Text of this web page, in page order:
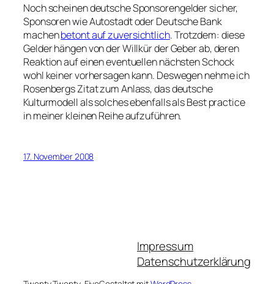
Noch scheinen deutsche Sponsorengelder sicher,
Sponsoren wie Autostadt oder Deutsche Bank
machenbetont auf zuversichtlich. Trotzdem: diese
Gelder hängen von der Willkür der Geber ab, deren
Reaktion auf einen eventuellen nächsten Schock
wohl keiner vorhersagen kann. Deswegen nehme ich
Rosenbergs Zitat zum Anlass, das deutsche
Kulturmodell als solches ebenfalls als Best practice
in meiner kleinen Reihe aufzuführen.
17. November 2008
Impressum
Datenschutzerklärung